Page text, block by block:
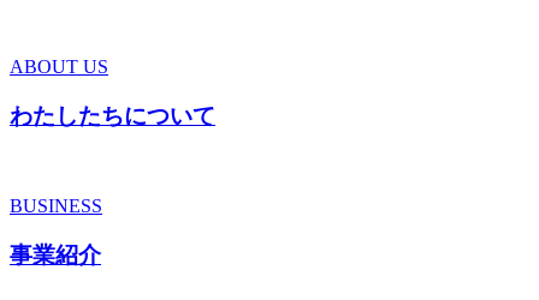
ABOUT US
わたしたちについて
BUSINESS
事業紹介